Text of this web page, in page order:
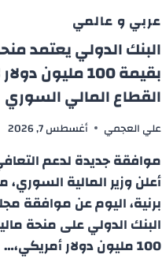
عربي و عالمي
البنك الدولي يعتمد
بقيمة 100 مليون
القطاع المالي السوري
علي العجمي أغسطس 7, 2026
موافقة جديدة لدعم
أعلن وزير المالية
برنية، اليوم عن موافقة
البنك الدولي على منحة
100 مليون دولار أمريكي،…